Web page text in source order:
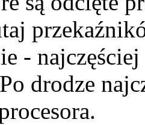
-
drodze